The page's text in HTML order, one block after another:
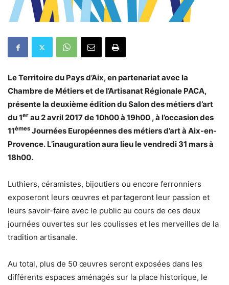
Le Territoire du Pays d’Aix, en partenariat avec la
Chambre de Métiers et de l’Artisanat Régionale PACA,
présente la deuxième édition du Salon des métiers d’art
du 1er au 2 avril 2017 de 10h00 à 19h00 , à l’occasion des
11èmes Journées Européennes des métiers d’art à Aix-en-
Provence. L’inauguration aura lieu le vendredi 31 mars à
18h00.
Luthiers, céramistes, bijoutiers ou encore ferronniers
exposeront leurs œuvres et partageront leur passion et
leurs savoir-faire avec le public au cours de ces deux
journées ouvertes sur les coulisses et les merveilles de la
tradition artisanale.
Au total, plus de 50 œuvres seront exposées dans les
différents espaces aménagés sur la place historique, le